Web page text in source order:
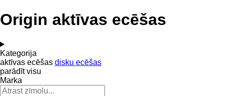
Origin aktīvas ecēšas
Kategorija
aktīvas ecēšas disku ecēšas
parādīt visu
Marka